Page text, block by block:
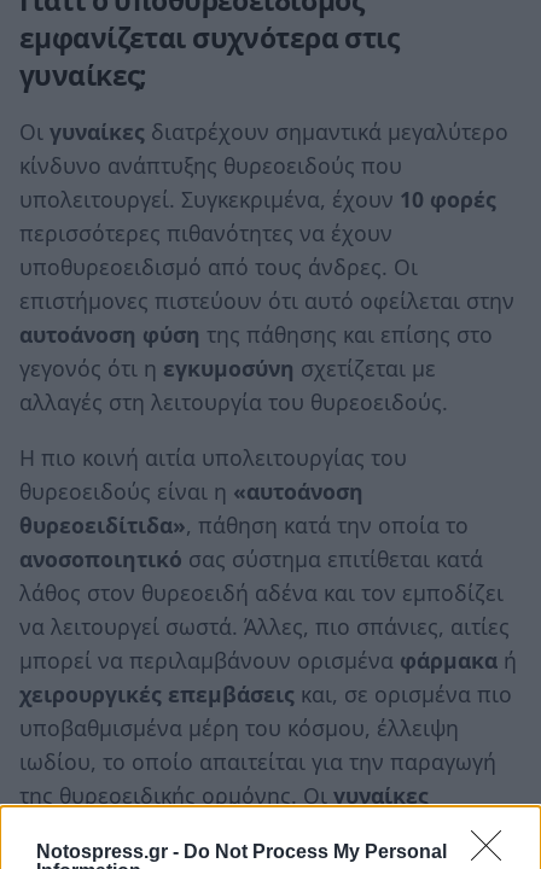
Notospress.gr - Do Not Process My Personal
εμφανίζεται συχνότερα στις
γυναίκες;
Οι γυναίκες διατρέχουν σημαντικά μεγαλύτερο
κίνδυνο ανάπτυξης θυρεοειδούς που
υπολειτουργεί. Συγκεκριμένα, έχουν 10 φορές
περισσότερες πιθανότητες να έχουν
υποθυρεοειδισμό από τους άνδρες. Οι
επιστήμονες πιστεύουν ότι αυτό οφείλεται στην
αυτοάνοση φύση της πάθησης και επίσης στο
γεγονός ότι η εγκυμοσύνη σχετίζεται με
αλλαγές στη λειτουργία του θυρεοειδούς.
Η πιο κοινή αιτία υπολειτουργίας του
θυρεοειδούς είναι η «αυτοάνοση
θυρεοειδίτιδα», πάθηση κατά την οποία το
ανοσοποιητικό σας σύστημα επιτίθεται κατά
λάθος στον θυρεοειδή αδένα και τον εμποδίζει
να λειτουργεί σωστά. Άλλες, πιο σπάνιες, αιτίες
μπορεί να περιλαμβάνουν ορισμένα φάρμακα ή
χειρουργικές επεμβάσεις και, σε ορισμένα πιο
υποβαθμισμένα μέρη του κόσμου, έλλειψη
ιωδίου, το οποίο απαιτείται για την παραγωγή
της θυρεοειδικής ορμόνης. Οι γυναίκες
μπορούν επίσης να αναπτύξουν υπολειτουργία
του θυρεοειδούςμετά την απόκτηση μωρού ,